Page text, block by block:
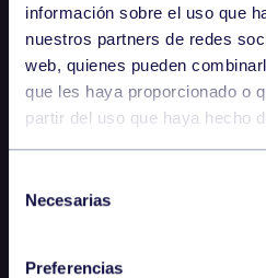
información sobre el uso que
nuestros partners de redes
web, quienes pueden
que les haya proporcionado o
partir del uso que haya hecho
Necesarias
Preferencias